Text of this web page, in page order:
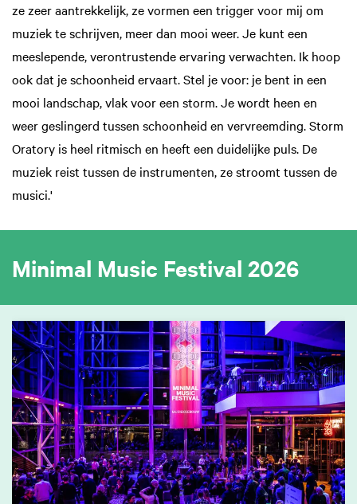
ze zeer aantrekkelijk, ze vormen een trigger voor mij om
muziek te schrijven, meer dan mooi weer. Je kunt een
meeslepende, verontrustende ervaring verwachten. Ik hoop
ook dat je schoonheid ervaart. Stel je voor: je bent in een
mooi landschap, vlak voor een storm. Je wordt heen en
weer geslingerd tussen schoonheid en vervreemding. Storm
Oratory is heel ritmisch en heeft een duidelijke puls. De
muziek reist tussen de instrumenten, ze stroomt tussen de
musici.'
Minimal Music Festival 2026